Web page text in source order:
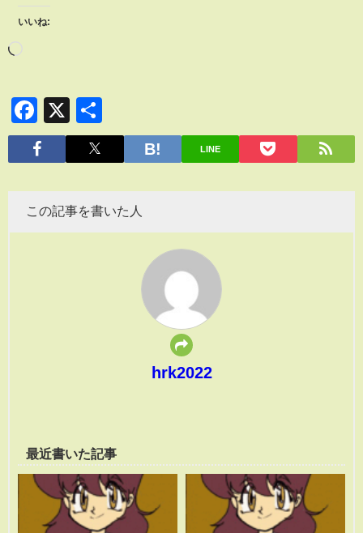
いいね:
Facebook
X
有
LINE
この記事を書いた人
hrk2022
最近書いた記事